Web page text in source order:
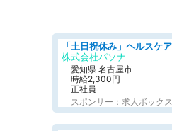
株式会社パソナ
愛知県 名古屋市
時給2,300円
正社員
スポンサー：求人ボックス